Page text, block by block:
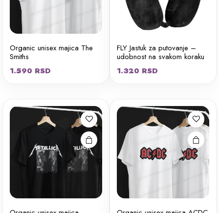
Organic unisex majica The
Smiths
1.590 RSD
FLY Jastuk za putovanje –
udobnost na svakom koraku
1.320 RSD
Opcije
mogu biti
izabrane
na stranici
proizvoda.
Opcije
mogu biti
izabrane
na stranici
proizvoda.